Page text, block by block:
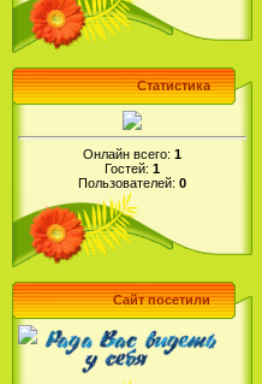
Статистика
Онлайн всего: 1
Гостей: 1
Пользователей: 0
Сайт посетили